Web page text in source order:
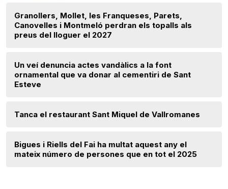
Granollers, Mollet, les Franqueses, Parets,
Canovelles i Montmeló perdran els topalls als
preus del lloguer el 2027
Un veí denuncia actes vandàlics a la font
ornamental que va donar al cementiri de Sant
Esteve
Tanca el restaurant Sant Miquel de Vallromanes
Bigues i Riells del Fai ha multat aquest any el
mateix número de persones que en tot el 2025